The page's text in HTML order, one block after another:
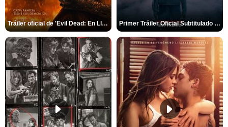
Tráiler oficial de 'Evil Dead: En Llamas' Primer Tráiler Oficial Subtitulado de 'La Noche Del Demonio: Están Entre Nosotros'